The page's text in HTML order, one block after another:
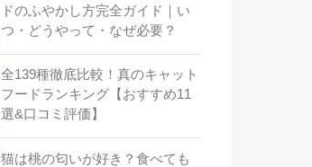
ドのふやかし方完全ガイド｜い
つ・どうやって・なぜ必要？
全139種徹底比較！真のキャット
フードランキング【おすすめ11
選&口コミ評価】
猫は桃の匂いが好き？食べても